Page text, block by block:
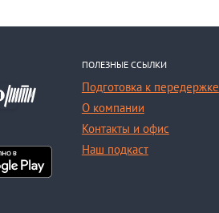
ПОЛЕЗНЫЕ ССЫЛКИ
Подготовка к передержке
О компании
Контакты и офис
Наш подкаст